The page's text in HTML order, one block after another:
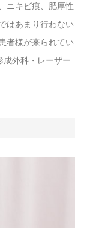
ニキビ痕、肥厚性
はあまり行わない
者様が来られてい
成外科・レーザー